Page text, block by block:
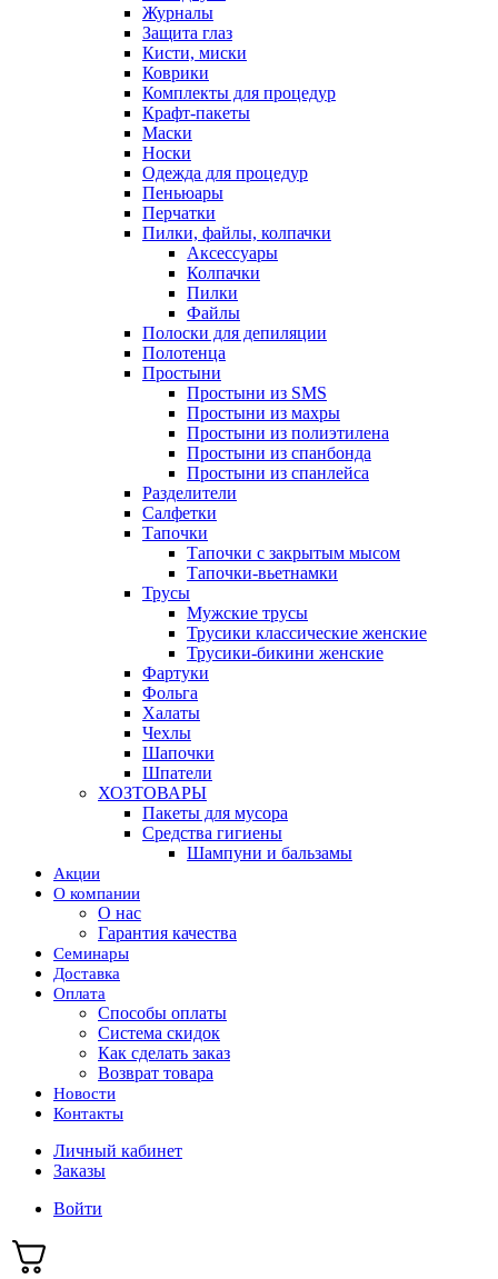
Журналы
Защита глаз
Кисти, миски
Коврики
Комплекты для процедур
Крафт-пакеты
Маски
Носки
Одежда для процедур
Пеньюары
Перчатки
Пилки, файлы, колпачки
Аксессуары
Колпачки
Пилки
Файлы
Полоски для депиляции
Полотенца
Простыни
Простыни из SMS
Простыни из махры
Простыни из полиэтилена
Простыни из спанбонда
Простыни из спанлейса
Разделители
Салфетки
Тапочки
Тапочки с закрытым мысом
Тапочки-вьетнамки
Трусы
Мужские трусы
Трусики классические женские
Трусики-бикини женские
Фартуки
Фольга
Халаты
Чехлы
Шапочки
Шпатели
ХОЗТОВАРЫ
Пакеты для мусора
Средства гигиены
Шампуни и бальзамы
Акции
О компании
О нас
Гарантия качества
Семинары
Доставка
Оплата
Способы оплаты
Система скидок
Как сделать заказ
Возврат товара
Новости
Контакты
Личный кабинет
Заказы
Войти